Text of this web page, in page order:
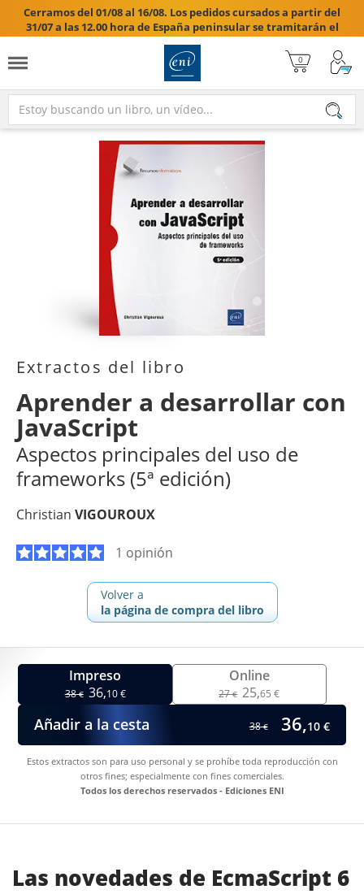
Cerramos del 01/08 al 16/08. Los pedidos cursados a partir del
31/07 a las 12.00 hora de España peninsular se tramitarán el
17/08/2026.

Extractos del libro
Aprender a desarrollar con
JavaScript
Aspectos principales del uso de
frameworks (5ª edición)
Christian VIGOUROUX
1 opinión
Volver a
la página de compra del libro
Impreso
38€ 36,10 €
Online
27€ 25,65 €
Añadir a la cesta 38€ 36,10 €
Estos extractos son para uso personal y se prohíbe toda reproducción con
otros fines; especialmente con fines comerciales.
Todos los derechos reservados - Ediciones ENI
Las novedades de EcmaScript 6